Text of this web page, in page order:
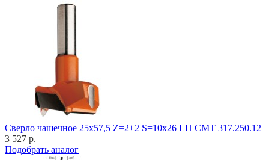
Cверло чашечное 25x57,5 Z=2+2 S=10x26 LH CMT 317.250.12
3 527 р.
Подобрать аналог